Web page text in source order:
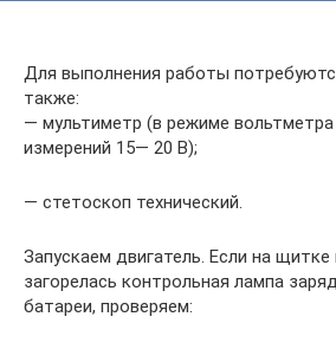
Для выполнения работы
также:
— мультиметр (в режиме
измерений 15— 20 В);
— стетоскоп технический.
Запускаем двигатель. Если на щитке
загорелась контрольная лампа
батареи, проверяем: